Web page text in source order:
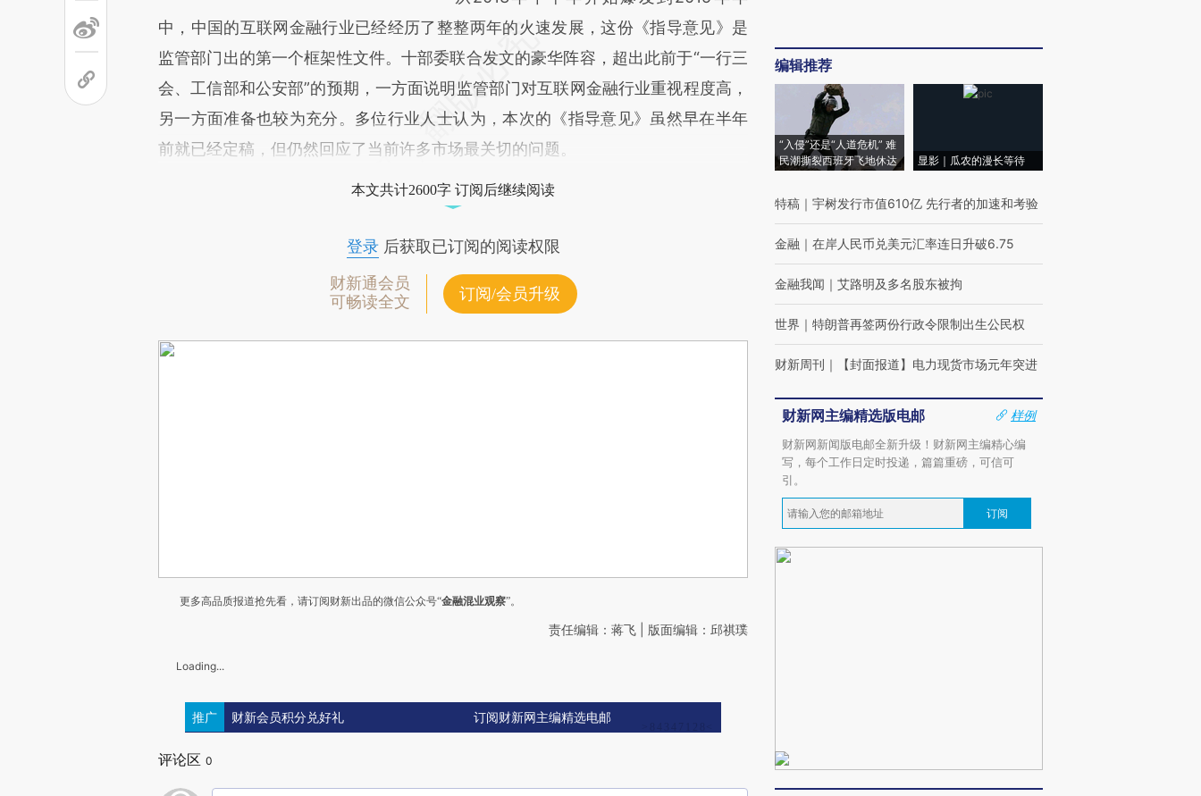
中，中国的互联网金融行业已经经历了整整两年的火速发展，这份《指导意见》是
监管部门出的第一个框架性文件。十部委联合发文的豪华阵容，超出此前于“一行三
会、工信部和公安部”的预期，一方面说明监管部门对互联网金融行业重视程度高，
另一方面准备也较为充分。多位行业人士认为，本次的《指导意见》虽然早在半年
前就已经定稿，但仍然回应了当前许多市场最关切的问题。
本文共计2600字 订阅后继续阅读
登录后获取已订阅的阅读权限
财新通会员
可畅读全文
订阅/会员升级
更多高品质报道抢先看，请订阅财新出品的微信公众号“金融混业观察”。
责任编辑：蒋飞 | 版面编辑：邱祺璞
Loading...
推广 财新会员积分兑好礼 订阅财新网主编精选电邮
评论区 0
编辑推荐
“入侵”还是“人道危机” 难
民潮撕裂西班牙飞地休达
显影｜瓜农的漫长等待
特稿 ｜ 宇树发行市值610亿 先行者的加速和考验
金融 ｜ 在岸人民币兑美元汇率连日升破6.75
金融我闻 ｜ 艾路明及多名股东被拘
世界 ｜ 特朗普再签两份行政令限制出生公民权
财新周刊 ｜ 【封面报道】电力现货市场元年突进
财新网主编精选版电邮
样例
财新网新闻版电邮全新升级！财新网主编精心编
写，每个工作日定时投递，篇篇重磅，可信可
引。
订阅